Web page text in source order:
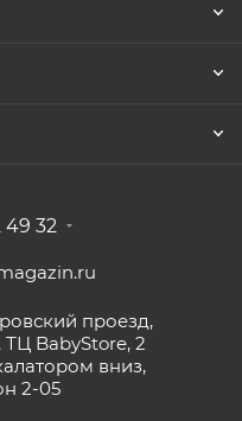
49 32
проезд,
ТЦ BabyStore, 2
вниз,
2-05